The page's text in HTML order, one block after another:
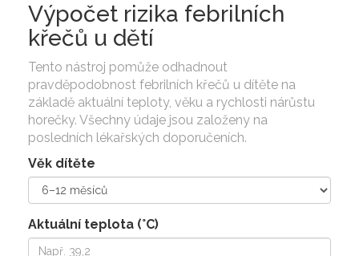
Výpočet rizika febrilních
křečů u dětí
Tento nástroj pomůže odhadnout
pravděpodobnost febrilních křečů u dítěte na
základě aktuální teploty, věku a rychlosti nárůstu
horečky. Všechny údaje jsou založeny na
posledních lékařských doporučeních.
Věk dítěte
Aktuální teplota (°C)